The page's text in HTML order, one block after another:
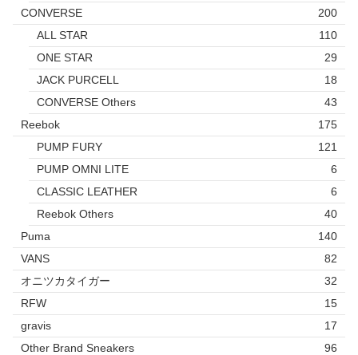
CONVERSE
200
ALL STAR
110
ONE STAR
29
JACK PURCELL
18
CONVERSE Others
43
Reebok
175
PUMP FURY
121
PUMP OMNI LITE
6
CLASSIC LEATHER
6
Reebok Others
40
Puma
140
VANS
82
オニツカタイガー
32
RFW
15
gravis
17
Other Brand Sneakers
96